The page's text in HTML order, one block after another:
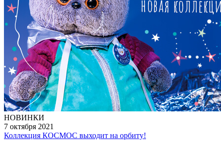
НОВИНКИ
7 октября 2021
Коллекция КОСМОС выходит на орбиту!